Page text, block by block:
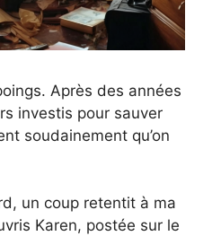
Après des années
investis pour sauver
soudainement qu’on
un coup retentit à ma
Karen, postée sur le